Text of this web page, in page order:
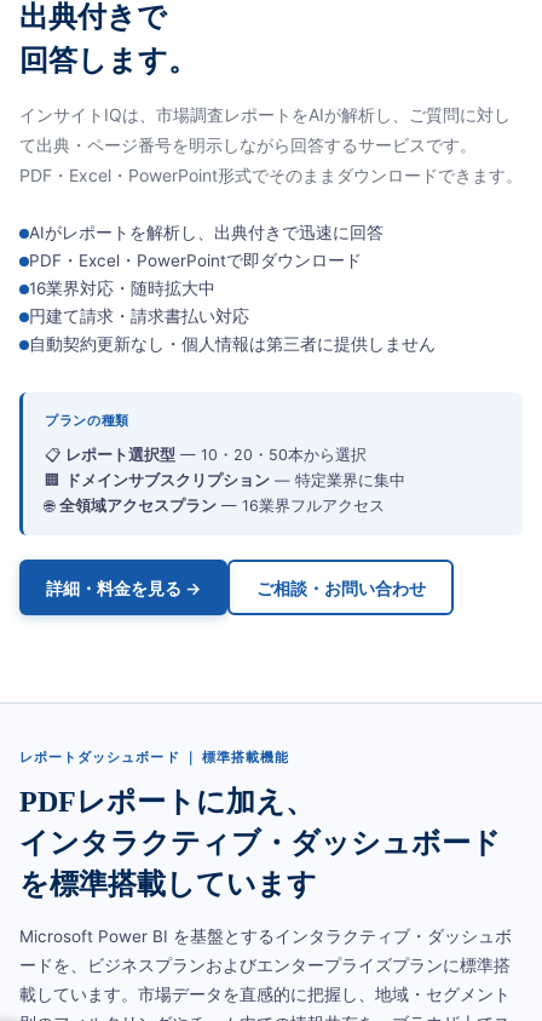
出典付きで
回答します。
インサイトIQは、市場調査レポートをAIが解析し、ご質問に対し
て出典・ページ番号を明示しながら回答するサービスです。
PDF・Excel・PowerPoint形式でそのままダウンロードできます。
AIがレポートを解析し、出典付きで迅速に回答
PDF・Excel・PowerPointで即ダウンロード
16業界対応・随時拡大中
円建て請求・請求書払い対応
自動契約更新なし・個人情報は第三者に提供しません
プランの種類
📋 レポート選択型 — 10・20・50本から選択
🏢
ドメインサブスクリプション — 特定業界に集中
🌐 全領域アクセスプラン — 16業界フルアクセス
詳細・料金を見る → ご相談・お問い合わせ
レポートダッシュボード ｜ 標準搭載機能
PDFレポートに加え、
インタラクティブ・ダッシュボード
を標準搭載しています
Microsoft Power BI を基盤とするインタラクティブ・ダッシュボ
ードを、ビジネスプランおよびエンタープライズプランに標準搭
載しています。市場データを直感的に把握し、地域・セグメント